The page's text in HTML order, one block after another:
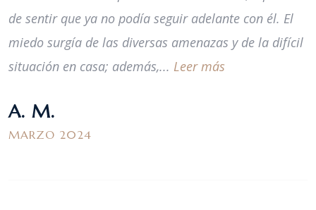
de sentir que ya no podía seguir adelante con él. El
miedo surgía de las diversas amenazas y de la difícil
situación en casa; además,... Leer más
A. M.
MARZO 2024